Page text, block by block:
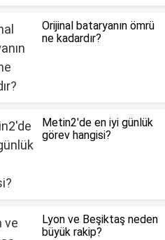
Orijinal bataryanın ömrü
ne kadardır?
Metin2'de en iyi günlük
görev hangisi?
Lyon ve Beşiktaş neden
büyük rakip?